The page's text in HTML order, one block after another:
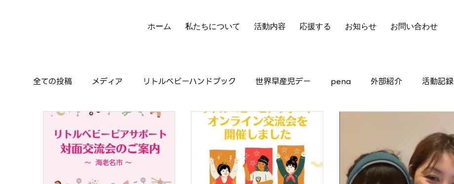
ホーム 私たちについて 活動内容 応援する お知らせ お問い合わせ
全ての投稿 メディア リトルベビーハンドブック 世界早産児デー pena 外部紹介 活動記録